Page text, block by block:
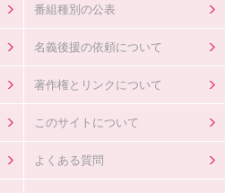
番組種別の公表
名義後援の依頼について
著作権とリンクについて
このサイトについて
よくある質問